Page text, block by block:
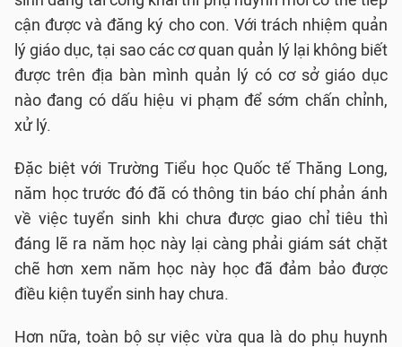
cận được và đăng ký cho con. Với trách nhiệm quản
lý giáo dục, tại sao các cơ quan quản lý lại không biết
được trên địa bàn mình quản lý có cơ sở giáo dục
nào đang có dấu hiệu vi phạm để sớm chấn chỉnh,
xử lý.
Đặc biệt với Trường Tiểu học Quốc tế Thăng Long,
năm học trước đó đã có thông tin báo chí phản ánh
về việc tuyển sinh khi chưa được giao chỉ tiêu thì
đáng lẽ ra năm học này lại càng phải giám sát chặt
chẽ hơn xem năm học này học đã đảm bảo được
điều kiện tuyển sinh hay chưa.
Hơn nữa, toàn bộ sự việc vừa qua là do phụ huynh